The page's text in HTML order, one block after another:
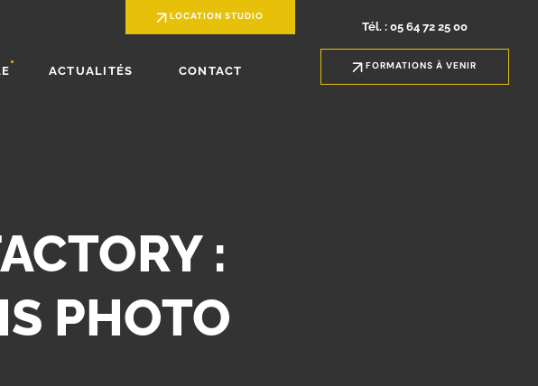
LOCATION STUDIO
ACTUALITÉS CONTACT
Tél. : 05 64 72 25 00
FORMATIONS À VENIR
:
PHOTO